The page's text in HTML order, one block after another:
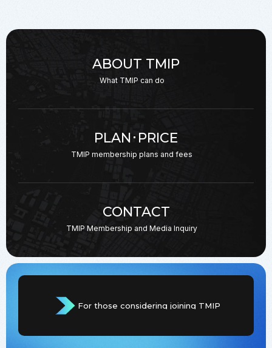
ABOUT TMIP
What TMIP can do
PLAN･PRICE
TMIP membership plans and fees
CONTACT
TMIP Membership and Media Inquiry
For those considering joining TMIP